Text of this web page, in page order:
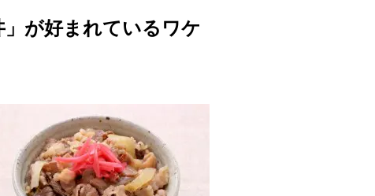
が好まれているワケ